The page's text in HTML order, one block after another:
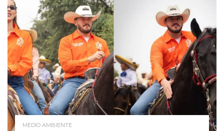
MEDIO AMBIENTE